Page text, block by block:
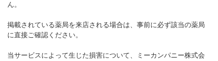
ん。
掲載されている薬局を来店される場合は、事前に必ず該当の薬局
に直接ご確認ください。
当サービスによって生じた損害について、ミーカンパニー株式会